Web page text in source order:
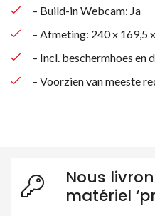
– Build-in Webcam: Ja
– Afmeting: 240 x 169,5
– Incl. beschermhoes en
– Voorzien van meeste
Nous
matériel